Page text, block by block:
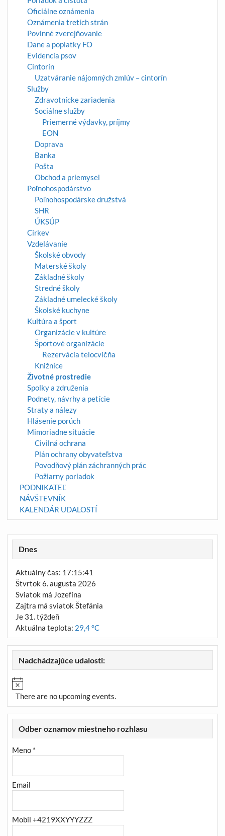
Oficiálne oznámenia
Oznámenia tretích strán
Povinné zverejňovanie
Dane a poplatky FO
Evidencia psov
Cintorín
Uzatváranie nájomných zmlúv – cintorín
Služby
Zdravotnícke zariadenia
Sociálne služby
Priemerné výdavky, príjmy
EON
Doprava
Banka
Pošta
Obchod a priemysel
Poľnohospodárstvo
Poľnohospodárske družstvá
SHR
ÚKSÚP
Cirkev
Vzdelávanie
Školské obvody
Materské školy
Základné školy
Stredné školy
Základné umelecké školy
Školské kuchyne
Kultúra a šport
Organizácie v kultúre
Športové organizácie
Rezervácia telocvičňa
Knižnice
Životné prostredie
Spolky a združenia
Podnety, návrhy a petície
Straty a nálezy
Hlásenie porúch
Mimoriadne situácie
Civilná ochrana
Plán ochrany obyvateľstva
Povodňový plán záchranných prác
Požiarny poriadok
PODNIKATEĽ
NÁVŠTEVNÍK
KALENDÁR UDALOSTÍ
Dnes
Aktuálny čas: 17:15:41
Štvrtok 6. augusta 2026
Sviatok má Jozefína
Zajtra má sviatok Štefánia
Je 31. týždeň
Aktuálna teplota: 29,4 °C
Nadchádzajúce udalosti:
There are no upcoming events.
Odber oznamov miestneho rozhlasu
Meno *
Email
Mobil +4219XXYYYZZZ